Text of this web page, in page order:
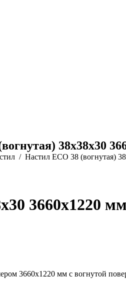
38х38х30
Настил ECO 38 (вогнутая)
3660х1220
3660х1220 мм с вогнутой